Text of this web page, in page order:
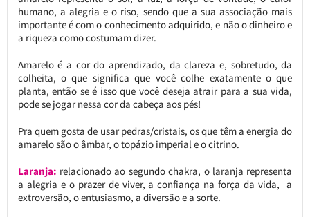
humano, a alegria e o riso, sendo que a sua associação mais
importante é com o conhecimento adquirido, e não o dinheiro e
a riqueza como costumam dizer.
Amarelo é a cor do aprendizado, da clareza e, sobretudo, da
colheita, o que significa que você colhe exatamente o que
planta, então se é isso que você deseja atrair para a sua vida,
pode se jogar nessa cor da cabeça aos pés!
Pra quem gosta de usar pedras/cristais, os que têm a energia do
amarelo são o âmbar, o topázio imperial e o citrino.
Laranja: relacionado ao segundo chakra, o laranja representa
a alegria e o prazer de viver, a confiança na força da vida, a
extroversão, o entusiasmo, a diversão e a sorte.